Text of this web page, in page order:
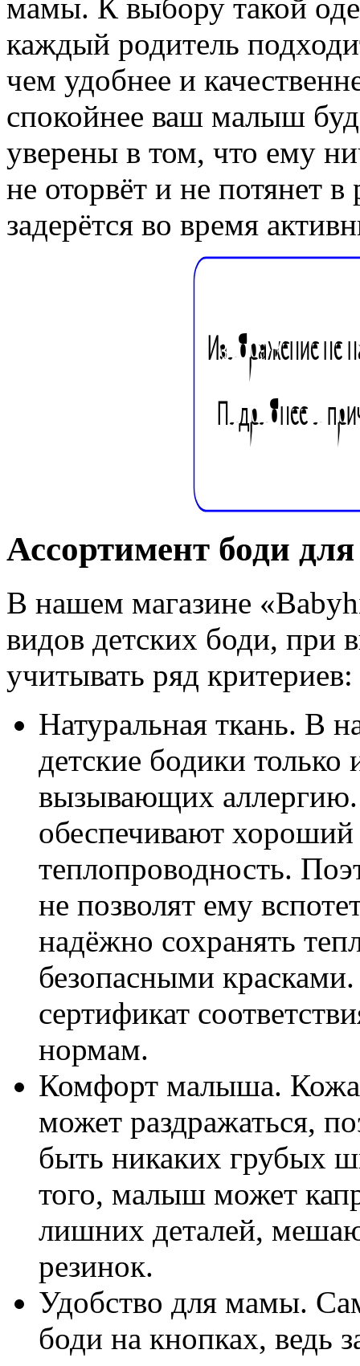
мамы. К выбору такой
каждый родитель
чем удобнее и
спокойнее ваш малыш
уверены в том, что ему
не оторвёт и не потянет
задерётся во время
Ассортимент боди
В нашем магазине
видов детских боди, при
учитывать ряд критериев:
Натуральная ткань. В
детские бодики только
вызывающих
обеспечивают
теплопроводность.
не позволят ему
надёжно сохранять
безопасными
сертификат
нормам.
Комфорт малыша. Кожа
может раздражаться,
быть никаких грубых
того, малыш может
лишних деталей,
резинок.
Удобство для мамы.
боди на кнопках, ведь